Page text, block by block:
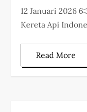
12 Januari 2026
Kereta Api
Read More